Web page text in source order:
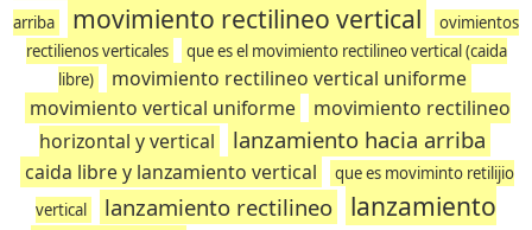
arriba
movimiento rectilineo vertical
ovimientos
rectilienos verticales
que es el movimiento rectilineo vertical (caida
libre)
movimiento rectilineo vertical uniforme
movimiento vertical uniforme
movimiento rectilineo
horizontal y vertical
lanzamiento hacia arriba
caida libre y lanzamiento vertical
que es moviminto retilijio
vertical
lanzamiento rectilineo
lanzamiento